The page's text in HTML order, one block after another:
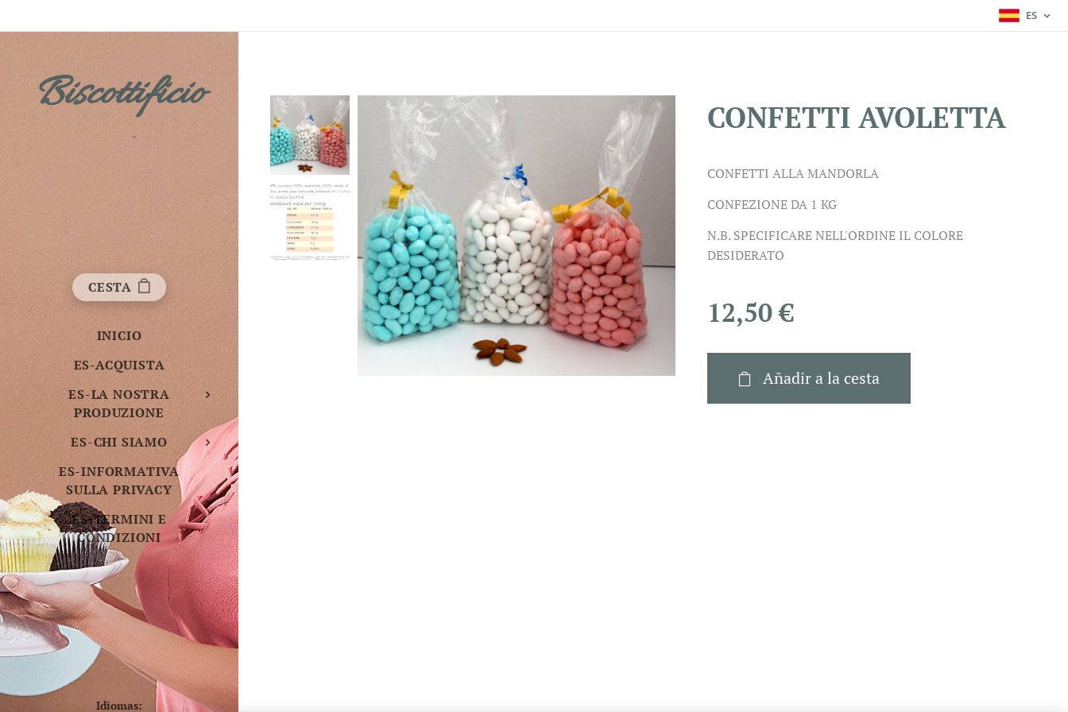
ES
Biscottificio
Fichera
CESTA
INICIO
ES-ACQUISTA
ES-LA NOSTRA
PRODUZIONE
ES-CHI SIAMO
ES-INFORMATIVA
SULLA PRIVACY
ES-TERMINI E
CONDIZIONI
CONFETTI AVOLETTA
CONFETTI ALLA MANDORLA
CONFEZIONE DA 1 KG
N.B. SPECIFICARE NELL'ORDINE IL COLORE
DESIDERATO
12,50€
Añadir a la cesta
Idiomas